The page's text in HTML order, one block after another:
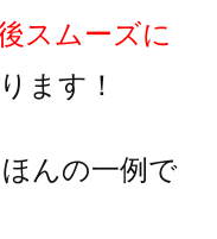
スムーズに
ます！
んの一例で